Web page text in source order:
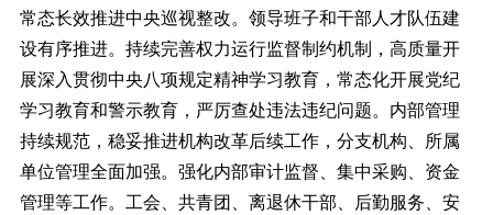
常态长效推进中央巡视整改。领导班子和干部人才队伍建
设有序推进。持续完善权力运行监督制约机制，高质量开
展深入贯彻中央八项规定精神学习教育，常态化开展党纪
学习教育和警示教育，严厉查处违法违纪问题。内部管理
持续规范，稳妥推进机构改革后续工作，分支机构、所属
单位管理全面加强。强化内部审计监督、集中采购、资金
管理等工作。工会、共青团、离退休干部、后勤服务、安